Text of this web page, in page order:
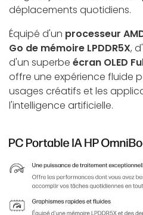
déplacements quotidiens.
Équipé d'un processeur
Go de mémoire LPDDR5X,
d'un superbe écran OLED
offre une expérience fluide
usages créatifs et les
l'intelligence artificielle.